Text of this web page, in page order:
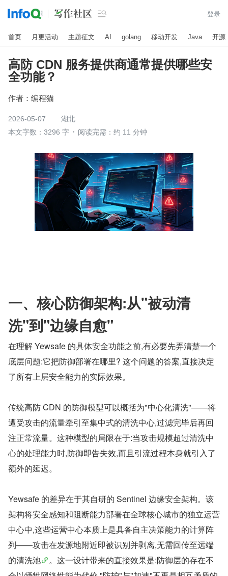
 登录
首页 月更活动 主题征文 AI golang 移动开发 Java 开源
高防 CDN 服务提供商通常提供哪些安
全功能？​
作者： 编程猫
2026-05-07
湖北
本文字数：3296 字
阅读完需：约 11 分钟
一、核心防御架构:从"被动清
洗"到"边缘自愈"
在理解 Yewsafe 的具体安全功能之前,有必要先弄清楚一个
底层问题:它把防御部署在哪里? 这个问题的答案,直接决定
了所有上层安全能力的实际效果。
传统高防 CDN 的防御模型可以概括为"中心化清洗"——将
遭受攻击的流量牵引至集中式的清洗中心,过滤完毕后再回
注正常流量。这种模型的局限在于:当攻击规模超过清洗中
心的处理能力时,防御即告失效,而且引流过程本身就引入了
额外的延迟。
Yewsafe 的差异在于其自研的 Sentinel 边缘安全架构。该
架构将安全感知和阻断能力部署在全球核心城市的独立运营
中心中,这些运营中心本质上是具备自主决策能力的计算阵
列——攻击在发源地附近即被识别并剥离,无需回传至远端
的清洗池
。这一设计带来的直接效果是:防御层的存在不